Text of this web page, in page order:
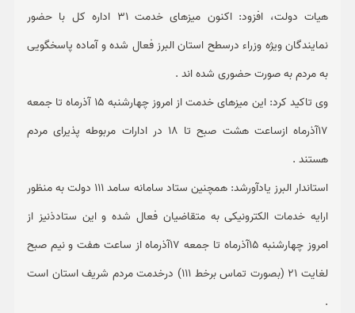
هیات دولت، افزود: اکنون میزهای خدمت 31 اداره کل با حضور
نمایندگان ویژه وزراء درسطح استان البرز فعال شده و آماده پاسخگویی
به مردم به صورت حضوری شده اند .
وی تاکید کرد: این میزهای خدمت از امروز چهارشنبه 15 آذرماه تا جمعه
17آذرماه ازساعت هشت صبح تا 18 در ادارات مربوطه پذیرای مردم
هستند .
استاندار البرز یادآورشد: همچنین ستاد سامانه سامد 111 دولت به منظور
ارایه خدمات الکترونیکی به متقاضیان فعال شده و این ستادذنیز از
امروز چهارشنبه 15آذرماه تا جمعه 17آذرماه از ساعت هفت و نیم صبح
لغایت 21 (بصورت تماس برخط 111) درخدمت مردم شریف استان است
.